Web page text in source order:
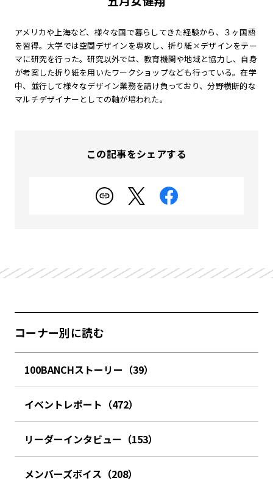
アメリカや上海など、様々な国で暮らしてきた経験から、３ヶ国語
を習得。大学では空間デザインを専攻し、折り紙×デザインをテー
マに研究を行った。研究以外では、教育機関や地域と協力し、自身
が考案した折り紙を用いたワークショップなども行っている。在学
中、並行して様々なデザイン業務を請け負っており、分野横断的な
マルチデザイナーとしての軸が培われた。
この記事をシェアする
コーナー別に読む
100BANCHストーリー（39）
イベントレポート（472）
リーダーインタビュー（153）
メンバーズボイス（208）